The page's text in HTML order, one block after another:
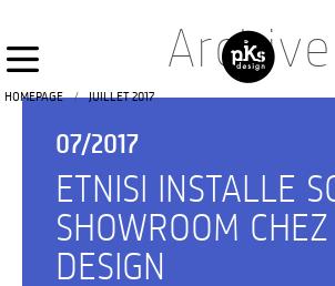
HOMEPAGE / JUILLET 2017
Archive
07/2017
ETNISI INSTALLE
SHOWROOM
DESIGN